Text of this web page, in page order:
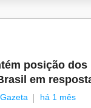
posição dos
em
Gazeta
há 1 mês